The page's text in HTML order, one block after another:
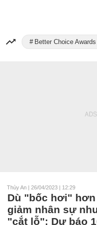
Better Choice
Thùy An | 26/04/2023 | 12:29
Dù "bốc hơi" hơn
giảm nhân sự
"cắt lỗ": Dự báo